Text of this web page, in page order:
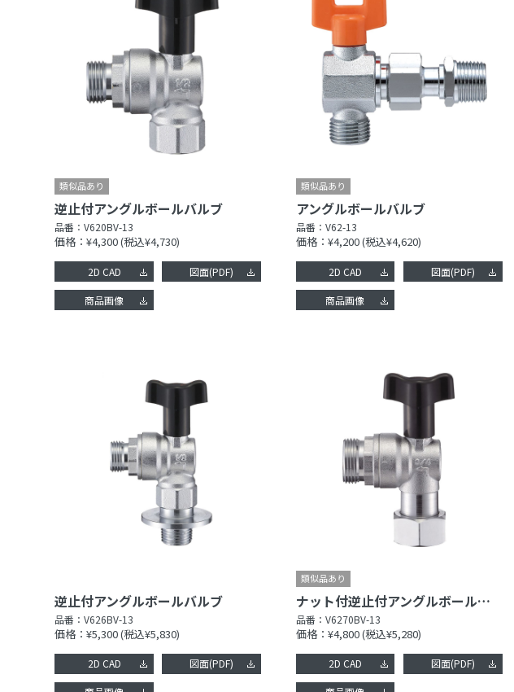
逆止付アングルボールバルブ
品番：V620BV-13
価格：¥4,300(税込¥4,730)
2D CAD 図面(PDF)
商品画像
アングルボールバルブ
品番： V62-13
価格：¥4,200(税込¥4,620)
2D CAD 図面(PDF)
商品画像
逆止付アングルボールバルブ
品番：V626BV-13
価格：¥5,300(税込¥5,830)
2D CAD 図面(PDF)
ナット付逆止付アングルボールバルブ
品番： V6270BV-13
価格：¥4,800(税込¥5,280)
2D CAD 図面(PDF)